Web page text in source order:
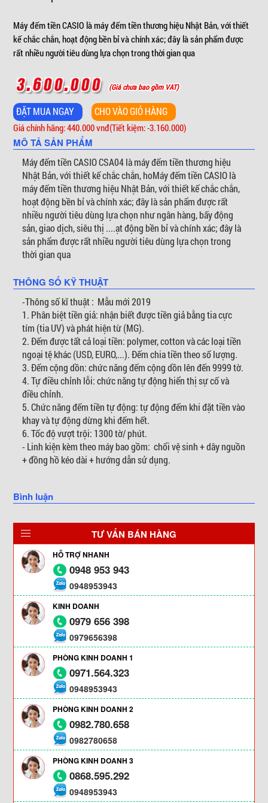
Máy đếm tiền CASIO là máy đếm tiền thương hiệu Nhật Bản, với thiết
kế chắc chắn, hoạt động bền bỉ và chính xác; đây là sản phẩm được
rất nhiều người tiêu dùng lựa chọn trong thời gian qua
(Giá chưa bao gồm VAT)
Giá chính hãng: 440.000 vnđ(Tiết kiệm: -3.160.000)
MÔ TẢ SẢN PHẨM
Máy đếm tiền CASIO CSA04 là máy đếm tiền thương hiệu
Nhật Bản, với thiết kế chắc chắn, hoMáy đếm tiền CASIO là
máy đếm tiền thương hiệu Nhật Bản, với thiết kế chắc chắn,
hoạt động bền bỉ và chính xác; đây là sản phẩm được rất
nhiều người tiêu dùng lựa chọn như ngân hàng, bấy động
sản, giao dịch, siêu thị ....ạt động bền bỉ và chính xác; đây là
sản phẩm được rất nhiều người tiêu dùng lựa chọn trong
thời gian qua
THÔNG SỐ KỸ THUẬT
-Thông số kĩ thuật : Mẫu mới 2019
1. Phân biệt tiền giả: nhận biết được tiền giả bằng tia cực
tím (tia UV) và phát hiện từ (MG).
2. Đếm được tất cả loại tiền: polymer, cotton và các loại tiền
ngoại tệ khác (USD, EURO,...). Đếm chia tiền theo số lượng.
3. Đếm cộng dồn: chức năng đếm cộng dồn lên đến 9999 tờ.
4. Tự điều chỉnh lỗi: chức năng tự động hiển thị sự cố và
điều chỉnh.
5. Chức năng đếm tiền tự động: tự động đếm khi đặt tiền vào
khay và tự động dừng khi đếm hết.
6. Tốc độ vượt trội: 1300 tờ/ phút.
- Linh kiện kèm theo máy bao gồm: chổi vệ sinh + dây nguồn
+ đồng hồ kéo dài + hướng dẫn sử dụng.
Bình luận
TƯ VẤN BÁN HÀNG
HỖ TRỢ NHANH
0948 953 943
0948953943
KINH DOANH
0979 656 398
0979656398
PHÒNG KINH DOANH 1
0971.564.323
0948953943
PHÒNG KINH DOANH 2
0982.780.658
0982780658
PHÒNG KINH DOANH 3
0868.595.292
0948953943